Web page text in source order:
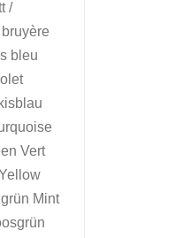
/
bleu
Vert
Mint